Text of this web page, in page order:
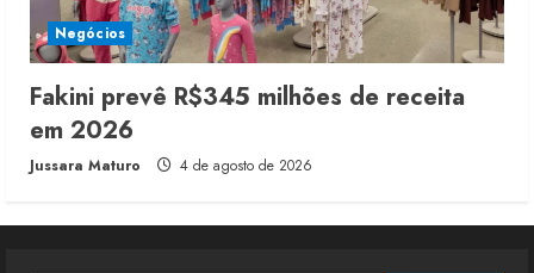
Negócios
Fakini prevê R$345 milhões de receita
em 2026
Jussara Maturo 4 de agosto de 2026